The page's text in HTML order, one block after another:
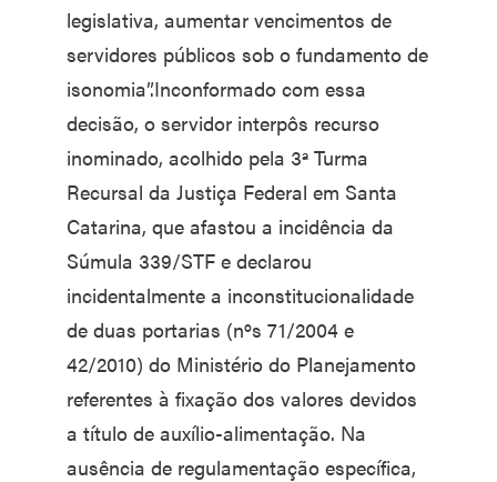
legislativa, aumentar vencimentos de
servidores públicos sob o fundamento de
isonomia”.Inconformado com essa
decisão, o servidor interpôs recurso
inominado, acolhido pela 3ª Turma
Recursal da Justiça Federal em Santa
Catarina, que afastou a incidência da
Súmula 339/STF e declarou
incidentalmente a inconstitucionalidade
de duas portarias (nºs 71/2004 e
42/2010) do Ministério do Planejamento
referentes à fixação dos valores devidos
a título de auxílio-alimentação. Na
ausência de regulamentação específica,